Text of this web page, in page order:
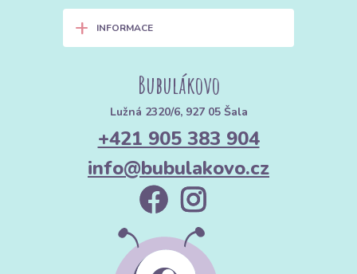
+ INFORMACE
Bubulákovo
Lužná 2320/6, 927 05 Šala
+421 905 383 904
info@bubulakovo.cz